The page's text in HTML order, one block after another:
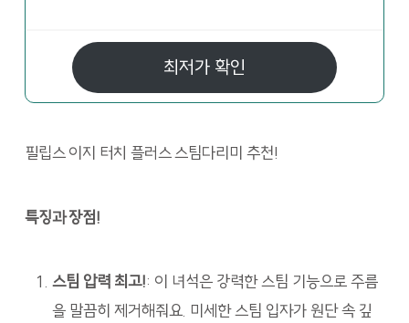
최저가 확인
필립스 이지 터치 플러스 스팀다리미 추천!
특징과 장점!
스팀 압력 최고!: 이 녀석은 강력한 스팀 기능으로 주름
을 말끔히 제거해줘요. 미세한 스팀 입자가 원단 속 깊